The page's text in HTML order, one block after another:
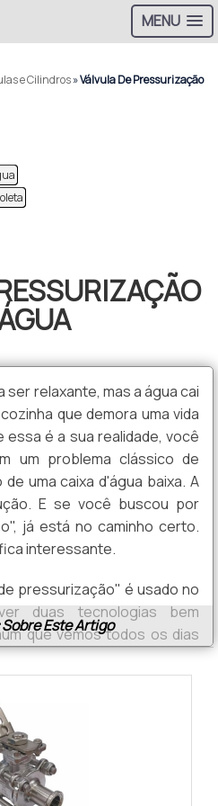
MENU
e Cilindros»Válvula De Pressurização
ser relaxante, mas a água cai
que demora uma vida
essa é a sua realidade, você
um problema clássico de
uma caixa d'água baixa. A
E se você buscou por
já está no caminho certo.
interessante.
pressurização" é usado no
duas tecnologias bem
que vemos todos os dias
investir na solução errada
missão aqui é ser seu
de uma vez por todas
a sua casa.
FRACO: POR
SUA CASA É
Este Artigo